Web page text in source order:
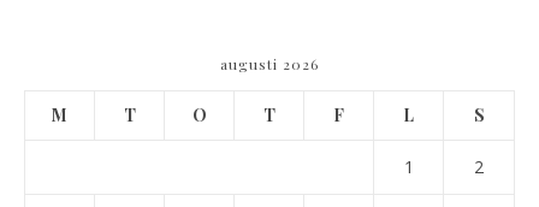
augusti 2026
M T O T F L S
1 2